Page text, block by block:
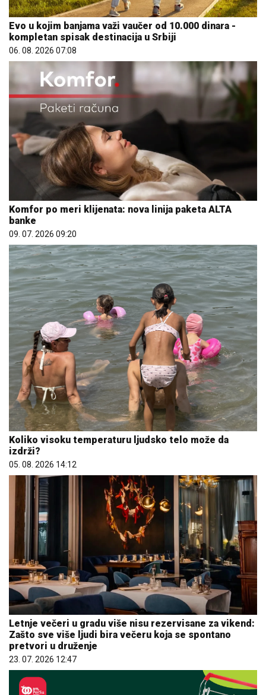
Evo u kojim banjama važi vaučer od 10.000 dinara -
kompletan spisak destinacija u Srbiji
06. 08. 2026 07:08
Komfor po meri klijenata: nova linija paketa ALTA
banke
09. 07. 2026 09:20
Koliko visoku temperaturu ljudsko telo može da
izdrži?
05. 08. 2026 14:12
Letnje večeri u gradu više nisu rezervisane za vikend:
Zašto sve više ljudi bira večeru koja se spontano
pretvori u druženje
23. 07. 2026 12:47